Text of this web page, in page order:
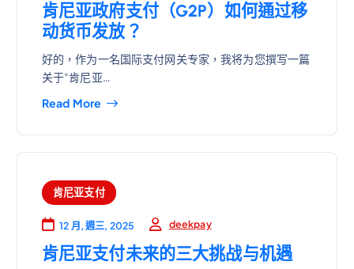
肯尼亚政府支付（G2P）如何通过移
动货币发放？
好的，作为一名国际支付网关专家，我将为您撰写一篇
关于“肯尼亚…
Read More
肯尼亚支付
12 月, 週三, 2025 deekpay
肯尼亚支付未来的三大挑战与机遇